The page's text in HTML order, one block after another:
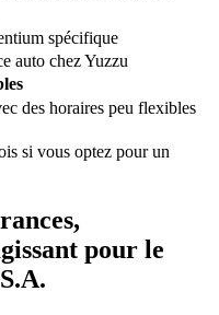
spécifique
auto chez Yuzzu
des horaires peu flexibles
si vous optez pour un
pour le